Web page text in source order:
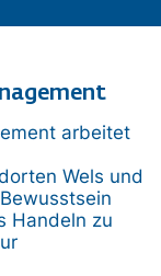
arbeitet
Wels und
Handeln zu